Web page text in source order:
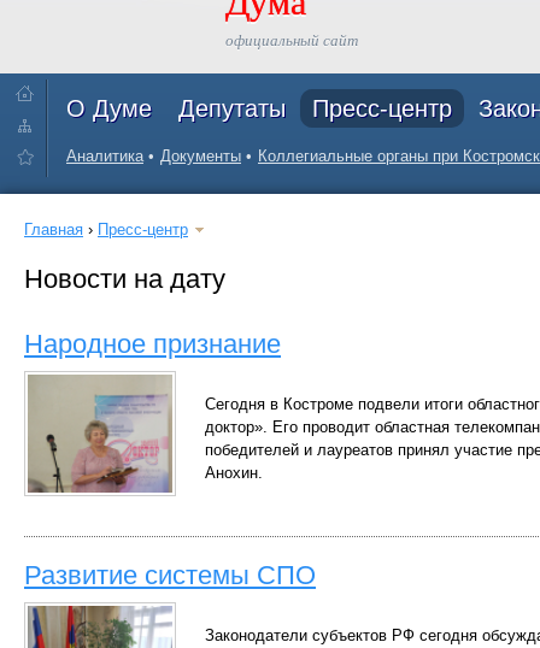
официальный сайт
О Думе Депутаты Пресс-центр
Аналитика Документы Коллегиальные органы при
Главная › Пресс-центр
Новости на дату
Народное признание
Сегодня в Костроме подвели итоги
доктор». Его проводит областная
победителей и лауреатов принял участие
Анохин.
Развитие системы СПО
Законодатели субъектов РФ сегодня